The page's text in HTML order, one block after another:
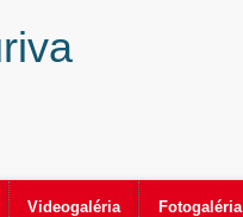
Videogaléria Fotogaléria